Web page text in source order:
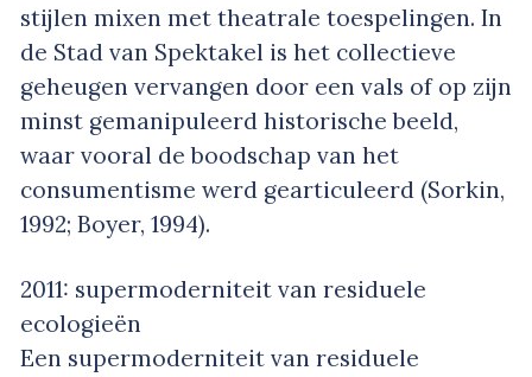
stijlen mixen met theatrale toespelingen. In
de Stad van Spektakel is het collectieve
geheugen vervangen door een vals of op zijn
minst gemanipuleerd historische beeld,
waar vooral de boodschap van het
consumentisme werd gearticuleerd (Sorkin,
1992; Boyer, 1994).
2011: supermoderniteit van residuele
ecologieën
Een supermoderniteit van residuele